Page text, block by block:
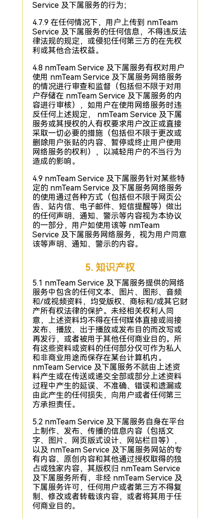
Service 及下属服务的行为；
4.7.9 在任何情况下，用户上传到 nmTeam
Service 及下属服务的任何信息，不得违反法
律法规的规定，或侵犯任何第三方的在先权
利或其他合法权益。
4.8 nmTeam Service 及下属服务有权对用户
使用 nmTeam Service 及下属服务网络服务
的情况进行审查和监督（包括但不限于对用
户存储在 nmTeam Service 及下属服务的内
容进行审核），如用户在使用网络服务时违
反任何上述规定， nmTeam Service 及下属
服务或其授权的人有权要求用户改正或直接
采取一切必要的措施（包括但不限于更改或
删除用户张贴的内容、暂停或终止用户使用
网络服务的权利），以减轻用户的不当行为
造成的影响。
4.9 nmTeam Service 及下属服务针对某些特
定的 nmTeam Service 及下属服务网络服务
的使用通过各种方式（包括但不限于网页公
告、站内信、电子邮件、短信提醒等）做出
的任何声明、通知、警示等内容视为本协议
的一部分，用户如使用该等 nmTeam
Service 及下属服务网络服务，视为用户同意
该等声明、通知、警示的内容。
5. 知识产权
5.1 nmTeam Service 及下属服务提供的网络
服务中包含的任何文本、图片、图形、音频
和/或视频资料，均受版权、商标和/或其它财
产所有权法律的保护。未经相关权利人同
意，上述资料均不得在任何媒体直接或间接
发布、播放、出于播放或发布目的而改写或
再发行，或者被用于其他任何商业目的。所
有这些资料或资料的任何部分仅可作为私人
和非商业用途而保存在某台计算机内。
nmTeam Service 及下属服务不就由上述资
料产生或在传送或递交全部或部分上述资料
过程中产生的延误、不准确、错误和遗漏或
由此产生的任何损失，向用户或者任何第三
方承担责任。
5.2 nmTeam Service 及下属服务自身在平台
上制作、发布、传播的信息内容（包括文
字、图片、网页版式设计、网站栏目等），
以及 nmTeam Service 及下属服务网站的专
有内容、原创内容和其他通过授权取得的独
占或独家内容，其版权归 nmTeam Service
及下属服务所有，非经 nmTeam Service 及
下属服务许可，任何用户或者第三方不得复
制、修改或者转载该内容，或者将其用于任
何商业目的。